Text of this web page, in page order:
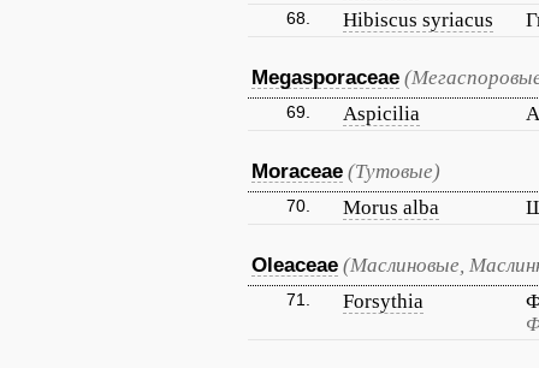
68. Hibiscus syriacus
Megasporaceae
69. Aspicilia
Moraceae (Тутовые)
70. Morus alba
Oleaceae (Маслиновые,
71. Forsythia